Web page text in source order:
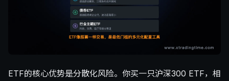
ETF的核心优势是分散化风险。你买一只沪深300 ETF，相